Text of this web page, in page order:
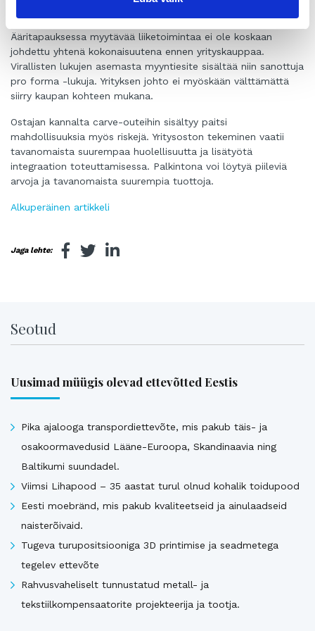
Ääritapauksessa myytävää liiketoimintaa ei ole koskaan
johdettu yhtenä kokonaisuutena ennen yrityskauppaa.
Virallisten lukujen asemasta myyntiesite sisältää niin sanottuja
pro forma -lukuja. Yrityksen johto ei myöskään välttämättä
siirry kaupan kohteen mukana.
Ostajan kannalta carve-outeihin sisältyy paitsi
mahdollisuuksia myös riskejä. Yritysoston tekeminen vaatii
tavanomaista suurempaa huolellisuutta ja lisätyötä
integraation toteuttamisessa. Palkintona voi löytyä piileviä
arvoja ja tavanomaista suurempia tuottoja.
Alkuperäinen artikkeli
Jaga lehte:
Seotud
Uusimad müügis olevad ettevõtted Eestis
Pika ajalooga transpordiettevõte, mis pakub täis- ja
osakoormavedusid Lääne-Euroopa, Skandinaavia ning
Baltikumi suundadel.
Viimsi Lihapood – 35 aastat turul olnud kohalik toidupood
Eesti moebränd, mis pakub kvaliteetseid ja ainulaadseid
naisterõivaid.
Tugeva turupositsiooniga 3D printimise ja seadmetega
tegelev ettevõte
Rahvusvaheliselt tunnustatud metall- ja
tekstiilkompensaatorite projekteerija ja tootja.